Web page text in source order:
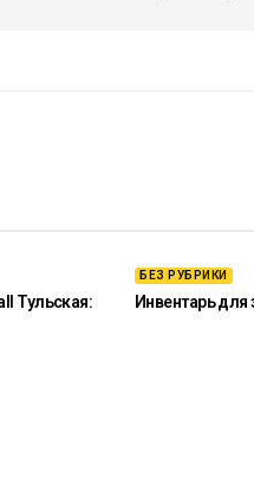
Тульская:
БЕЗ РУБРИКИ
Инвентарь для